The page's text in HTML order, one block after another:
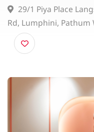
29/1 Piya Place
Rd, Lumphini,